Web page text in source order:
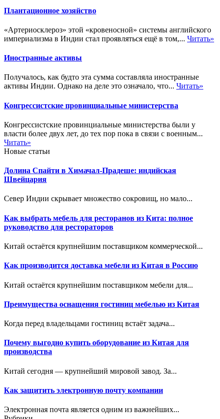
Плантационное хозяйство
«Артериосклероз» этой «кровеносной» системы английского
империализма в Индии стал проявляться ещё в том,... Читать»
Иностранные активы
Получалось, как будто эта сумма составляла иностранные
активы Индии. Однако на деле это означало, что... Читать»
Конгрессистские провинциальные министерства
Конгрессистские провинциальные министерства были у
власти более двух лет, до тех пор пока в связи с военным...
Читать»
Новые статьи
Долина Спайти в Химачал-Прадеше: индийская
Швейцария
Север Индии скрывает множество сокровищ, но мало...
Как выбрать мебель для ресторанов из Кита: полное
руководство для рестораторов
Китай остаётся крупнейшим поставщиком коммерческой...
Как производится доставка мебели из Китая в Россию
Китай остаётся крупнейшим поставщиком мебели для...
Преимущества оснащения гостиниц мебелью из Китая
Когда перед владельцами гостиниц встаёт задача...
Почему выгодно купить оборудование из Китая для
производства
Китай сегодня — крупнейший мировой завод. За...
Как защитить электронную почту компании
Электронная почта является одним из важнейших...